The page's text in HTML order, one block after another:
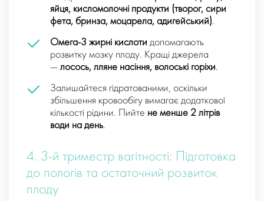
яйця, кисломолочні продукти (творог, сири
фета, бринза, моцарела, адигейський).
Омега-3 жирні кислоти допомагають
розвитку мозку плоду. Кращі джерела
— лосось, лляне насіння, волоські горіхи.
Залишайтеся гідратованими, оскільки
збільшення кровообігу вимагає додаткової
кількості рідини. Пийте не менше 2 літрів
води на день.
4. 3-й триместр вагітності: Підготовка
до пологів та остаточний розвиток
плоду